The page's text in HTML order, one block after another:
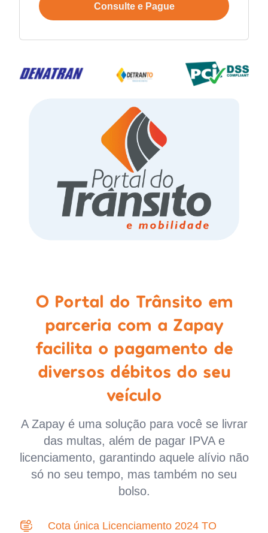
Consulte e Pague
O Portal do Trânsito em
parceria com a Zapay
facilita o pagamento de
diversos débitos do seu
veículo
A Zapay é uma solução para você se livrar
das multas, além de pagar IPVA e
licenciamento, garantindo aquele alívio não
só no seu tempo, mas também no seu
bolso.
Cota única Licenciamento 2024 TO